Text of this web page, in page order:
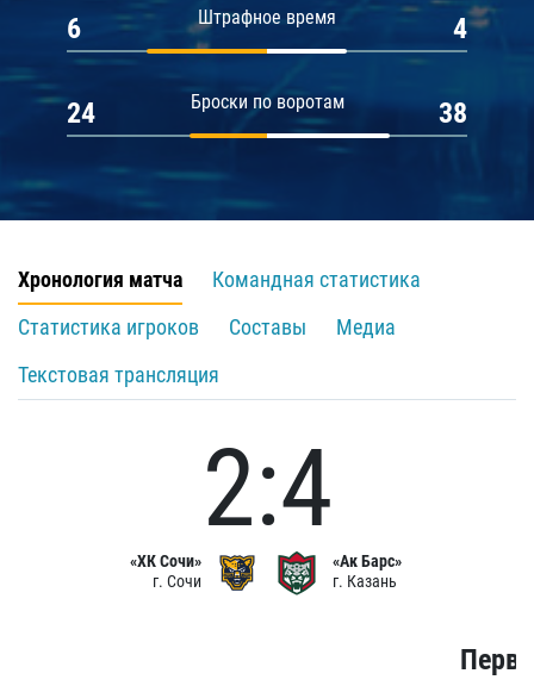
Штрафное время
6 4
Броски по воротам
24 38
Хронология матча
Командная статистика
Статистика игроков
Составы
Медиа
Текстовая трансляция
«ХК Сочи»
г. Сочи
2:4
«Ак Барс»
г. Казань